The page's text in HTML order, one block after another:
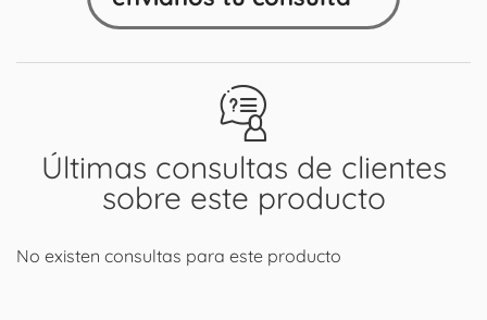
Últimas consultas de clientes
sobre este producto
No existen consultas para este producto